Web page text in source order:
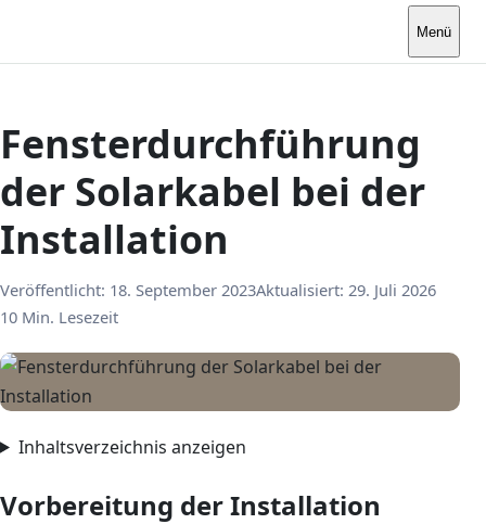
Menü
Fensterdurchführung
der Solarkabel bei der
Installation
Veröffentlicht: 18. September 2023Aktualisiert: 29. Juli 2026
10 Min. Lesezeit
Inhaltsverzeichnis anzeigen
Vorbereitung der Installation